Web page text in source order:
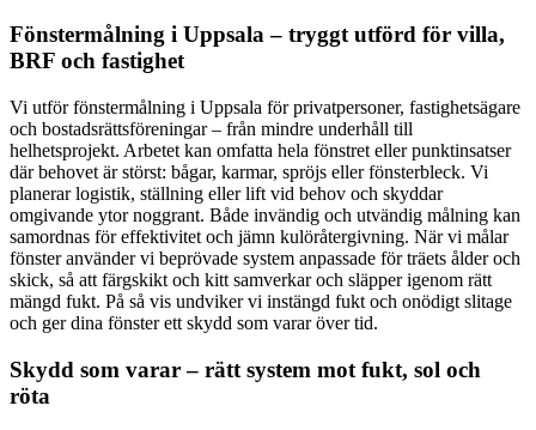
Fönstermålning i Uppsala – tryggt utförd för villa,
BRF och fastighet
Vi utför fönstermålning i Uppsala för privatpersoner, fastighetsägare
och bostadsrättsföreningar – från mindre underhåll till
helhetsprojekt. Arbetet kan omfatta hela fönstret eller punktinsatser
där behovet är störst: bågar, karmar, spröjs eller fönsterbleck. Vi
planerar logistik, ställning eller lift vid behov och skyddar
omgivande ytor noggrant. Både invändig och utvändig målning kan
samordnas för effektivitet och jämn kulöråtergivning. När vi målar
fönster använder vi beprövade system anpassade för träets ålder och
skick, så att färgskikt och kitt samverkar och släpper igenom rätt
mängd fukt. På så vis undviker vi instängd fukt och onödigt slitage
och ger dina fönster ett skydd som varar över tid.
Skydd som varar – rätt system mot fukt, sol och
röta